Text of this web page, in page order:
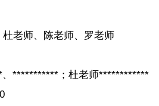
老师、陈老师、罗老师
；杜老师************